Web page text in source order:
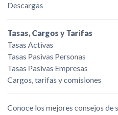
Descargas
Tasas, Cargos y Tarifas
Tasas Activas
Tasas Pasivas Personas
Tasas Pasivas Empresas
Cargos, tarifas y comisiones
Conoce los mejores consejos de